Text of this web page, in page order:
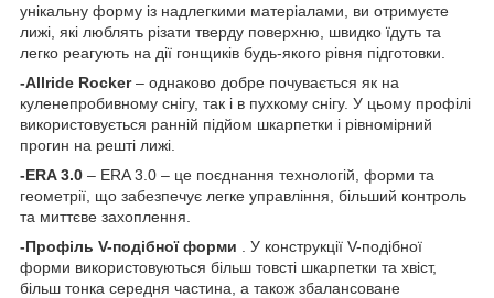
унікальну форму із надлегкими матеріалами, ви отримуєте
лижі, які люблять різати тверду поверхню, швидко їдуть та
легко реагують на дії гонщиків будь-якого рівня підготовки.
-Allride Rocker– однаково добре почувається як на
куленепробивному снігу, так і в пухкому снігу. У цьому профілі
використовується ранній підйом шкарпетки і рівномірний
прогин на решті лижі.
-ERA 3.0 – ERA 3.0 – це поєднання технологій, форми та
геометрії, що забезпечує легке управління, більший контроль
та миттєве захоплення.
-Профіль V-подібної форми . У конструкції V-подібної
форми використовуються більш товсті шкарпетки та хвіст,
більш тонка середня частина, а також збалансоване